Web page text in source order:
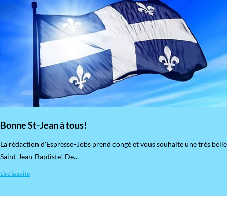
Bonne St-Jean à tous!
La rédaction d'Espresso-Jobs prend congé et vous souhaite une très belle
Saint-Jean-Baptiste! De...
Lire la suite